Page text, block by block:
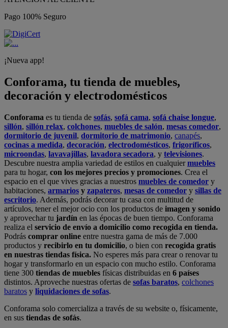
Pago 100% Seguro
¡Nueva app!
Conforama, tu tienda de muebles,
decoración y electrodomésticos
Conforama es tu tienda de sofás, sofá cama, sofá chaise longue,
sillón, sillón relax, colchones, muebles de salón, mesas comedor,
dormitorio de juvenil, dormitorio de matrimonio, canapés,
cocinas a medida, decoración, electrodomésticos, frigoríficos,
microondas, lavavajillas, lavadora secadora, y televisiones.
Descubre nuestra amplia variedad de estilos en cualquiermuebles
para tu hogar, con los mejores precios y promociones. Crea el
espacio en el que vives gracias a nuestros muebles de comedor y
habitaciones, armarios y zapateros, mesas de comedor y sillas de
escritorio. Además, podrás decorar tu casa con multitud de
artículos, tener el mejor ocio con los productos de imagen y sonido
y aprovechar tu jardín en las épocas de buen tiempo. Conforama
realiza el servicio de envío a domicilio como recogida en tienda.
Podrás comprar online entre nuestra gama de más de 7.000
productos y recibirlo en tu domicilio, o bien con recogida gratis
en nuestras tiendas física. No esperes más para crear o renovar tu
hogar y transformarlo en un espacio con mucho estilo. Conforama
tiene 300 tiendas de muebles físicas distribuidas en 6 países
distintos. Aproveche nuestras ofertas de sofas baratos, colchones
baratos y liquidaciones de sofas.
Conforama solo comercializa a través de su website o, físicamente,
en sus tiendas de sofás.